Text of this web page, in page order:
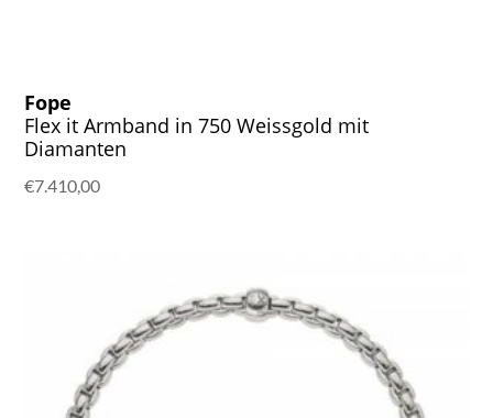
Fope
Flex it Armband in 750 Weissgold mit
Diamanten
€7.410,00